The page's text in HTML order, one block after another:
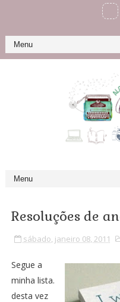
Resoluções de
sábado, janeiro 08, 2011
Segue a
minha lista.
desta vez